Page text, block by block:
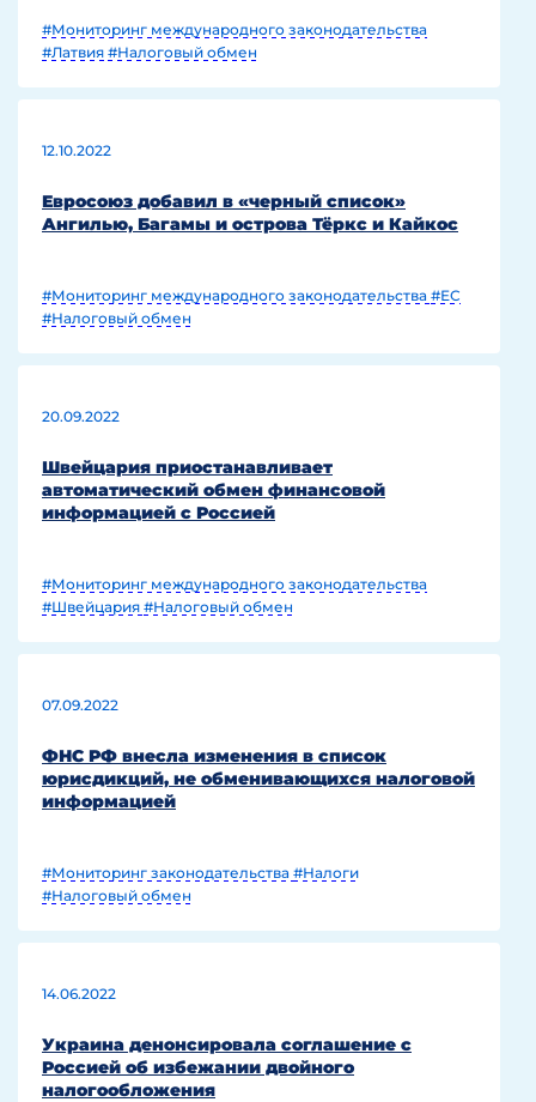
#Мониторинг международного законодательства
#Латвия #Налоговый обмен
12.10.2022
Евросоюз добавил в «черный список»
Ангилью, Багамы и острова Тёркс и Кайкос
#Мониторинг международного законодательства #ЕС
#Налоговый обмен
20.09.2022
Швейцария приостанавливает
автоматический обмен финансовой
информацией с Россией
#Мониторинг международного законодательства
#Швейцария #Налоговый обмен
07.09.2022
ФНС РФ внесла изменения в список
юрисдикций, не обменивающихся налоговой
информацией
#Мониторинг законодательства #Налоги
#Налоговый обмен
14.06.2022
Украина денонсировала соглашение с
Россией об избежании двойного
налогообложения